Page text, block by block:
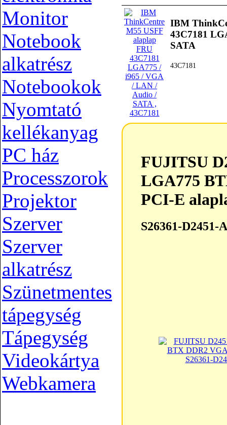
Monitor
Notebook
alkatrész
Notebookok
Nyomtató
kellékanyag
PC ház
Processzorok
Projektor
Szerver
Szerver
alkatrész
Szünetmentes
tápegység
Tápegység
Videokártya
Webkamera
IBM
43C7181
SATA
43C7181
FUJITSU
LGA775
PCI-E
S26361-D2451-